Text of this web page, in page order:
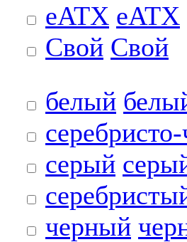
eATX eATX
Свой Свой
белый
серый
черный